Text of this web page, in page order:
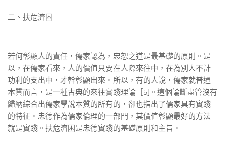
二、扶危濟困
若何彰顯人的責任，儒家認為，忠恕之道是最基礎的原則。是
以，在儒家看來，人的價值只要在人際來往中，在為別人不計
功利的支出中，才幹彰顯出來。所以，有的人說，儒家就普通
本質而言，是一種古典的來往實踐理論［5]。這個論斷盡管沒有
歸納綜合出儒家學說本質的所有的，卻也指出了儒家具有實踐
的特征。忠德作為儒家倫理的一部門，其價值彰顯最好的方法
就是實踐。扶危濟困是忠德實踐的基礎原則和主旨。